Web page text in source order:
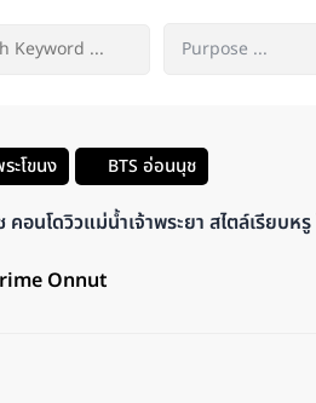
ะโขนง BTS อ่อนนุช
อนโดวิวแม่น้ำเจ้าพระยา สไตล์เรียบห
Onnut